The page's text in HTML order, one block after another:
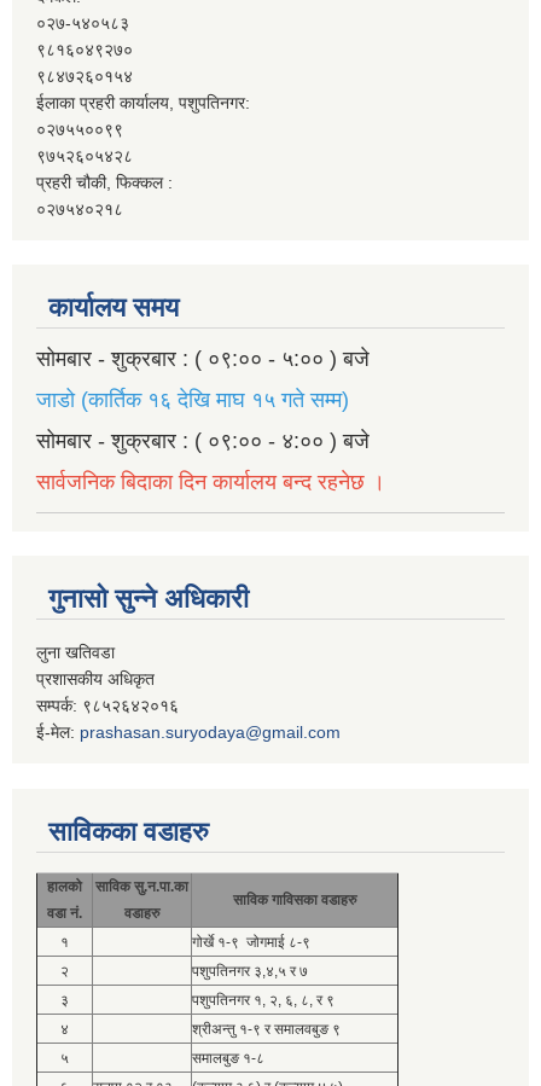
०२७-५४०५८३
९८१६०४९२७०
९८४७२६०१५४
ईलाका प्रहरी कार्यालय, पशुपतिनगर:
०२७५५००९९
९७५२६०५४२८
प्रहरी चौकी, फिक्कल :
०२७५४०२१८
कार्यालय समय
सोमबार - शुक्रबार : ( ०९:०० - ५:०० ) बजे
जाडो (कार्तिक १६ देखि माघ १५ गते सम्म)
सोमबार - शुक्रबार : ( ०९:०० - ४:०० ) बजे
सार्वजनिक बिदाका दिन कार्यालय बन्द रहनेछ ।
गुनासो सुन्ने अधिकारी
लुना खतिवडा
प्रशासकीय अधिकृत
सम्पर्क: ९८५२६४२०१६
ई-मेल: prashasan.suryodaya@gmail.com
साविकका वडाहरु
हालको
वडा नं.
साविक सु.न.पा.का
वडाहरु
साविक गाविसका वडाहरु
१
गोर्खे १-९ जोगमाई ८-९
२
पशुपतिनगर ३,४,५ र ७
३
पशुपतिनगर १, २, ६, ८, र ९
४
श्रीअन्तु १-९ र समालवबुङ ९
५
समालबुङ १-८